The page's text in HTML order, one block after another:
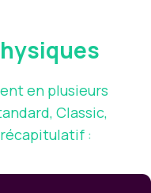
en plusieurs
Classic,
: